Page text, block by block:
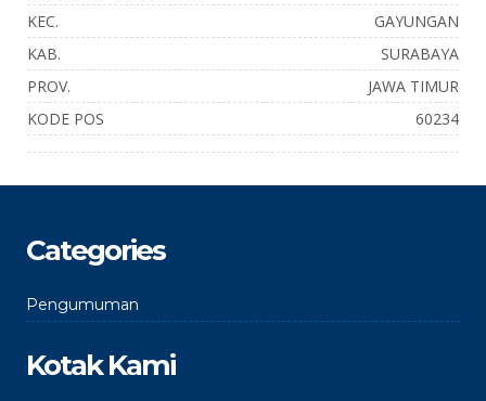
KEC.
GAYUNGAN
KAB.
SURABAYA
PROV.
JAWA TIMUR
KODE POS
60234
Categories
Pengumuman
Kotak Kami